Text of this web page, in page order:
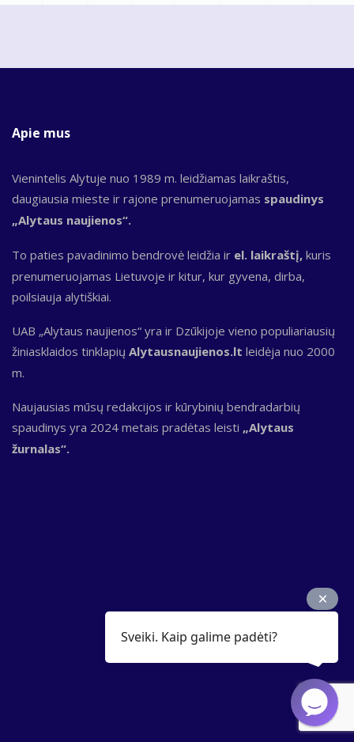
Apie mus
Vienintelis Alytuje nuo 1989 m. leidžiamas laikraštis,
daugiausia mieste ir rajone prenumeruojamas spaudinys
„Alytaus naujienos“.
To paties pavadinimo bendrovė leidžia ir el. laikraštį, kuris
prenumeruojamas Lietuvoje ir kitur, kur gyvena, dirba,
poilsiauja alytiškiai.
UAB „Alytaus naujienos“ yra ir Dzūkijoje vieno populiariausių
žiniasklaidos tinklapių Alytausnaujienos.lt leidėja nuo 2000
m.
Naujausias mūsų redakcijos ir kūrybinių bendradarbių
spaudinys yra 2024 metais pradėtas leisti „Alytaus
žurnalas“.
Sveiki. Kaip galime padėti?